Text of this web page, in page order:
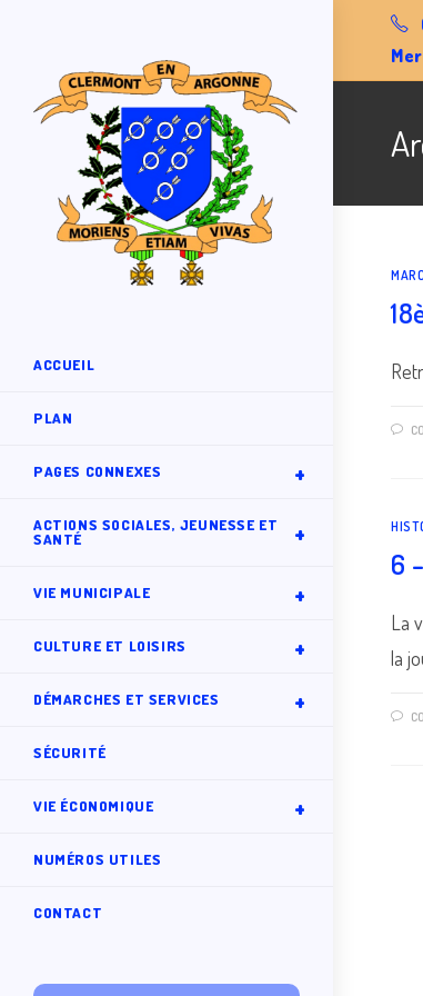
ACCUEIL
PLAN
PAGES CONNEXES
ACTIONS SOCIALES, JEUNESSE ET
SANTÉ
VIE MUNICIPALE
CULTURE ET LOISIRS
DÉMARCHES ET SERVICES
SÉCURITÉ
VIE ÉCONOMIQUE
NUMÉROS UTILES
CONTACT
6
La
la